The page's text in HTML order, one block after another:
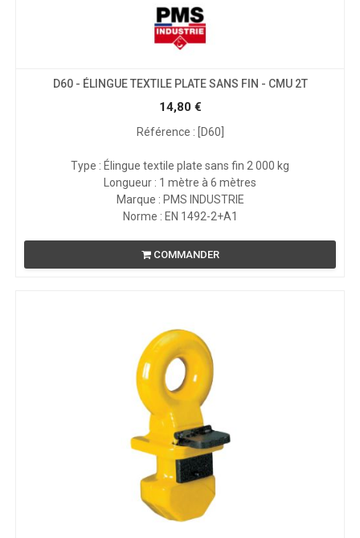
D60 - ÉLINGUE TEXTILE PLATE SANS FIN - CMU 2T
14,80€
Référence : [D60]
Type : Élingue textile plate sans fin 2 000 kg
Longueur : 1 mètre à 6 mètres
Marque : PMS INDUSTRIE
Norme : EN 1492-2+A1
COMMANDER